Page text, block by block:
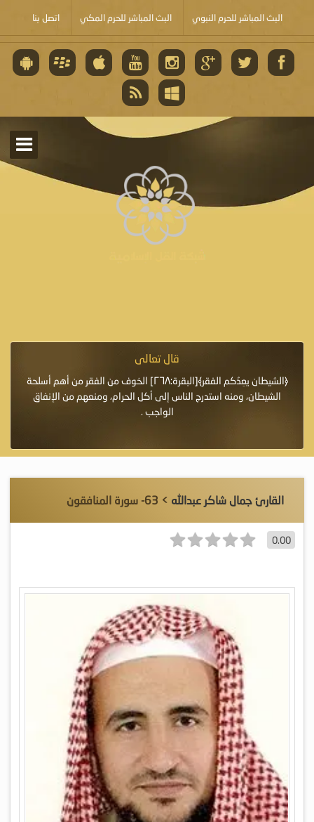
البث المباشر للحرم النبوي البث المباشر للحرم المكي اتصل بنا
قال تعالى
﴿الشيطان يعِدُكم الفقر﴾[البقرة:٢٦٨] الخوف من الفقر من أهم أسلحة
الشيطان، ومنه استدرج الناس إلى أكل الحرام، ومنعهم من الإنفاق
الواجب .
القارئ جمال شاكر عبدالله > 63- سورة المنافقون
0.00